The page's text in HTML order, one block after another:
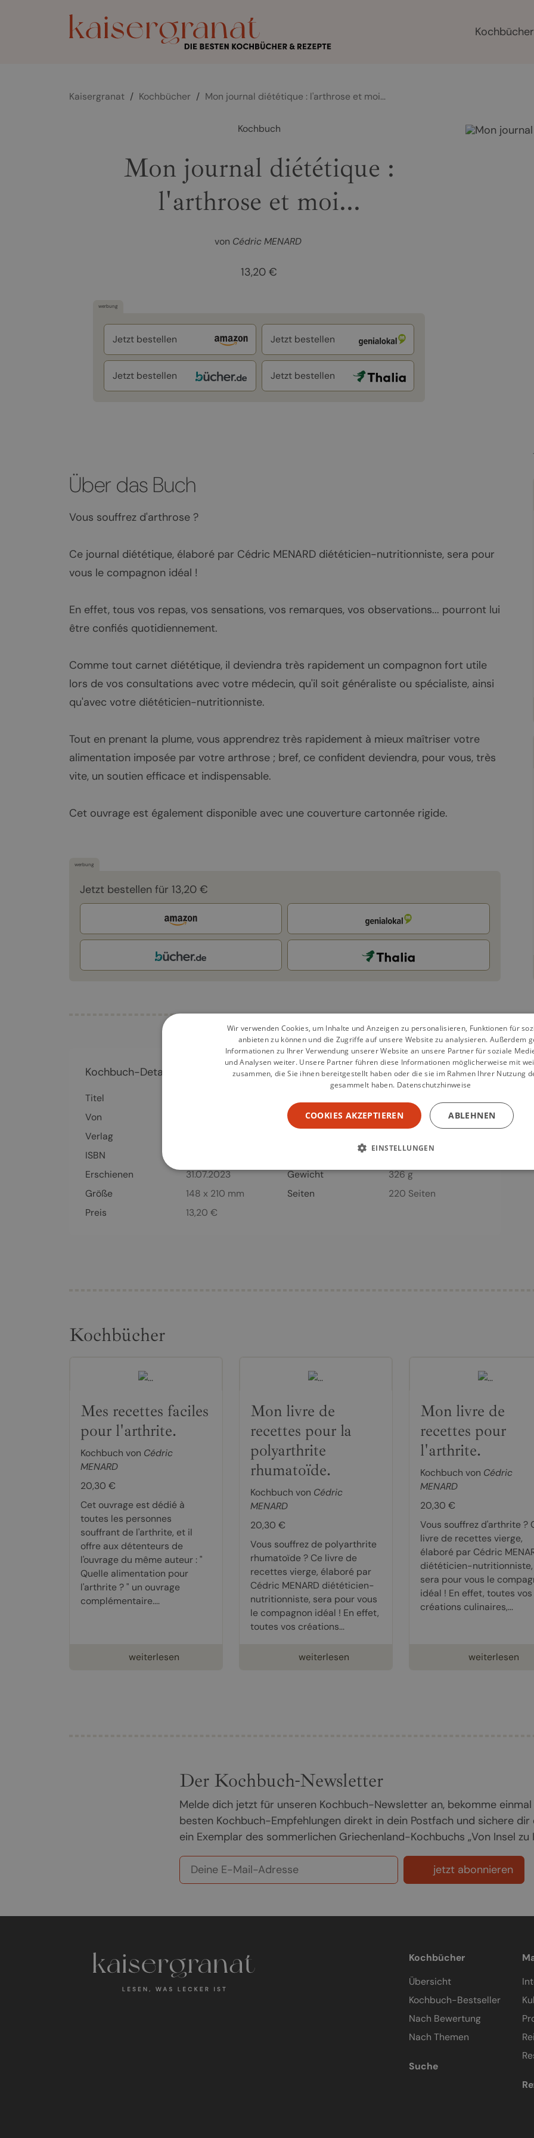
Kochbücher
Kaisergranat / Kochbücher / Mon journal diététique : l'arthrose et moi...
Kochbuch
Mon journal diététique :
l'arthrose et moi...
von Cédric MENARD
13,20 €
werbung
Jetzt bestellen Jetzt bestellen
Jetzt bestellen Jetzt bestellen
Über das Buch
Vous souffrez d'arthrose ?
Ce journal diététique, élaboré par Cédric MENARD diététicien-nutritionniste, sera pour
vous le compagnon idéal !
En effet, tous vos repas, vos sensations, vos remarques, vos observations... pourront lui
être confiés quotidiennement.
Comme tout carnet diététique, il deviendra très rapidement un compagnon fort utile
lors de vos consultations avec votre médecin, qu'il soit généraliste ou spécialiste, ainsi
qu'avec votre diététicien-nutritionniste.
Tout en prenant la plume, vous apprendrez très rapidement à mieux maîtriser votre
alimentation imposée par votre arthrose ; bref, ce confident deviendra, pour vous, très
vite, un soutien efficace et indispensable.
Cet ouvrage est également disponible avec une couverture cartonnée rigide.
werbung
Jetzt bestellen für 13,20 €
Kochbuch-Details
Titel
Von
Verlag
ISBN
Erschienen
31.07.2023 Gewicht
326 g
Größe
148 x 210 mm Seiten 220 Seiten
Preis
13,20 €
Kochbücher
Mes recettes faciles
pour l'arthrite.
Kochbuch von Cédric
MENARD
20,30 €
Cet ouvrage est dédié à
toutes les personnes
souffrant de l'arthrite, et il
offre aux détenteurs de
l'ouvrage du même auteur : "
Quelle alimentation pour
l'arthrite ? " un ouvrage
complémentaire....
weiterlesen
Mon livre de
recettes pour la
polyarthrite
rhumatoïde.
Kochbuch von Cédric
MENARD
20,30 €
Vous souffrez de polyarthrite
rhumatoïde ? Ce livre de
recettes vierge, élaboré par
Cédric MENARD diététicien-
nutritionniste, sera pour vous
le compagnon idéal ! En effet,
toutes vos créations...
weiterlesen
Mon livre de
recettes pour
l'arthrite.
Kochbuch von Cédric
MENARD
20,30 €
Vous souffrez d'arthrite ?
livre de recettes vierge,
élaboré par Cédric
diététicien-nutritionniste,
sera pour vous le
idéal ! En effet, toutes vos
créations culinaires,...
weiterlesen
Der Kochbuch-Newsletter
Melde dich jetzt für unseren Kochbuch-Newsletter an, bekomme
besten Kochbuch-Empfehlungen direkt in dein Postfach und sichere dir
ein Exemplar des sommerlichen Griechenland-Kochbuchs „Von Insel zu
jetzt abonnieren
Kochbücher
Übersicht
Kochbuch-Bestseller
Nach Bewertung
Nach Themen
Suche
Wir verwenden Cookies, um Inhalte und Anzeigen zu personalisieren, Funktionen für
anbieten zu können und die Zugriffe auf unsere Website zu analysieren. Außerdem
Informationen zu Ihrer Verwendung unserer Website an unsere Partner für soziale
und Analysen weiter. Unsere Partner führen diese Informationen möglicherweise mit
zusammen, die Sie ihnen bereitgestellt haben oder die sie im Rahmen Ihrer Nutzung
gesammelt haben. Datenschutzhinweise
COOKIES AKZEPTIEREN ABLEHNEN
EINSTELLUNGEN